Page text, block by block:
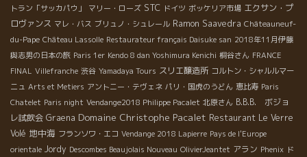
トラン「サッカパウ」
マリー・ローズ STC ドイツ ボッケリア市場 エクサン・プ
ロヴァンス マレ・バス ブリュノ・シュレール Ramon Saavedra Châteauneuf-
du-Pape Château Lassolle Restaurateur français Daisuke san 2018年11月伊藤
與志男の日本の旅 Paris 1er Kendo 8 dan Yoshimura Kenichi 桐谷さん FRANCE
FINAL Villefranche 渋谷 Yamadaya Tours スリエ醸造所 コルトン・シャルルマー
ニュ Arts et Metiers アントニー・テヴェネ パリ・国虎のうどん 恵比寿 Paris
Chatelet Paris night Vendange2018 Philippe Pacalet 北原さん B.B.B. ボジョ
レ試飲会 Graena Domaine Christophe Pacalet Restaurant Le Verre
Volé 地中海 フランソワ・エコ Vendange 2018 Lapierre Pays de l'Europe
orientale Jordy Descombes Beaujolais Nouveau OlivierJeantet アラン Phenix ド